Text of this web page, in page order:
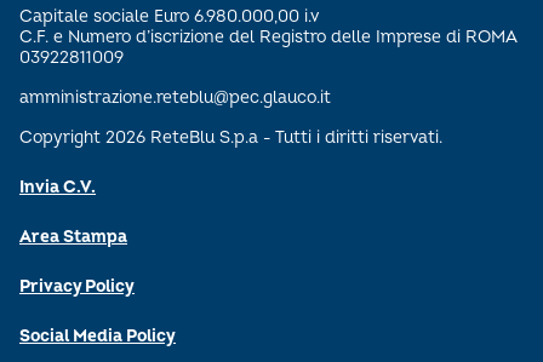
Capitale sociale Euro 6.980.000,00 i.v
C.F. e Numero d’iscrizione del Registro delle Imprese di ROMA
03922811009
amministrazione.reteblu@pec.glauco.it
Copyright 2026 ReteBlu S.p.a - Tutti i diritti riservati.
Invia C.V.
Area Stampa
Privacy Policy
Social Media Policy